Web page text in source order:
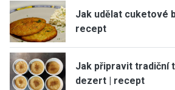
Jak udělat cuketové
recept
Jak připravit tradiční
dezert | recept